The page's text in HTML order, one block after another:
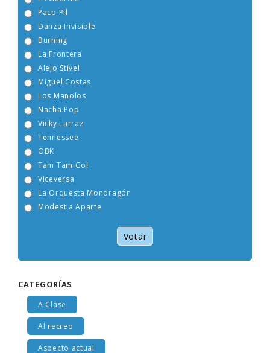
Burning
Alejo Stivel
Miguel Costas
Nacha Pop
Vicky Larraz
La Orquesta Mondragón
Modestia Aparte
Votar
A Clase
Al recreo